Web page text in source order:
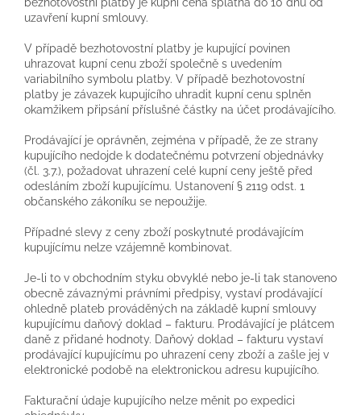
bezhotovostní platby je kupní cena splatná do 10 dnů od
uzavření kupní smlouvy.
V případě bezhotovostní platby je kupující povinen
uhrazovat kupní cenu zboží společně s uvedením
variabilního symbolu platby. V případě bezhotovostní
platby je závazek kupujícího uhradit kupní cenu splněn
okamžikem připsání příslušné částky na účet prodávajícího.
Prodávající je oprávněn, zejména v případě, že ze strany
kupujícího nedojde k dodatečnému potvrzení objednávky
(čl. 3.7.), požadovat uhrazení celé kupní ceny ještě před
odesláním zboží kupujícímu. Ustanovení § 2119 odst. 1
občanského zákoníku se nepoužije.
Případné slevy z ceny zboží poskytnuté prodávajícím
kupujícímu nelze vzájemně kombinovat.
Je-li to v obchodním styku obvyklé nebo je-li tak stanoveno
obecně závaznými právními předpisy, vystaví prodávající
ohledně plateb prováděných na základě kupní smlouvy
kupujícímu daňový doklad – fakturu. Prodávající je plátcem
daně z přidané hodnoty. Daňový doklad – fakturu vystaví
prodávající kupujícímu po uhrazení ceny zboží a zašle jej v
elektronické podobě na elektronickou adresu kupujícího.
Fakturační údaje kupujícího nelze měnit po expedici